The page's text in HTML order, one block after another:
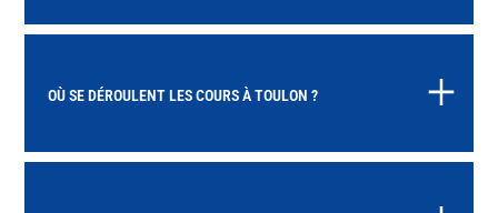
OÙ SE DÉROULENT LES COURS À TOULON ?